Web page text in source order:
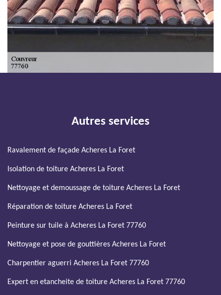
Autres services
Ravalement de façade Acheres La Foret
Isolation de toiture Acheres La Foret
Nettoyage et demoussage de toiture Acheres La Foret
Réparation de toiture Acheres La Foret
Peinture sur tuile à Acheres La Foret 77760
Nettoyage et pose de gouttières Acheres La Foret
Charpentier aguerri Acheres La Foret 77760
Expert en etancheite de toiture Acheres La Foret 77760